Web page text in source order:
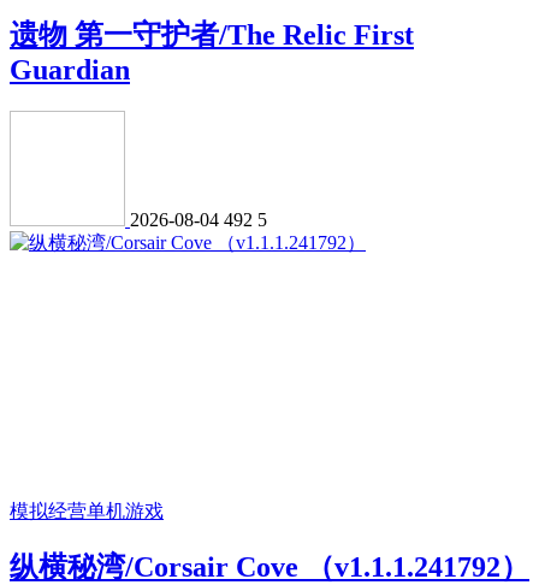
遗物 第一守护者/The Relic First
Guardian
2026-08-04 492 5
模拟经营单机游戏
纵横秘湾/Corsair Cove （v1.1.1.241792）